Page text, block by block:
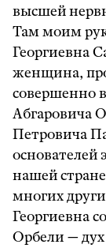
высшей
Там моим
Георгиевна
женщина,
совершенно
Абгаровича
Петровича
нашей
многих
Георгиевна
Орбели —